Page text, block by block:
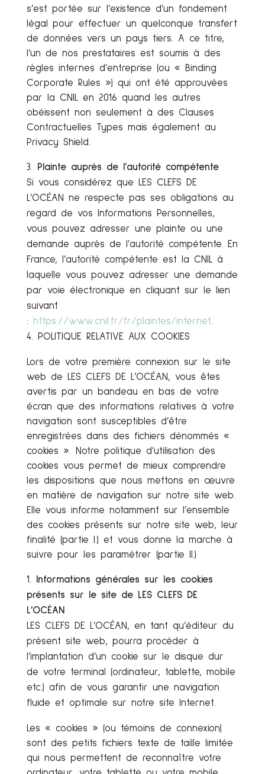
s’est portée sur l’existence d’un fondement
légal pour effectuer un quelconque transfert
de données vers un pays tiers. A ce titre,
l’un de nos prestataires est soumis à des
règles internes d’entreprise (ou « Binding
Corporate Rules ») qui ont été approuvées
par la CNIL en 2016 quand les autres
obéissent non seulement à des Clauses
Contractuelles Types mais également au
Privacy Shield.
Plainte auprès de l’autorité compétente
Si vous considérez que LES CLEFS DE
L’OCÉAN ne respecte pas ses obligations au
regard de vos Informations Personnelles,
vous pouvez adresser une plainte ou une
demande auprès de l’autorité compétente. En
France, l’autorité compétente est la CNIL à
laquelle vous pouvez adresser une demande
par voie électronique en cliquant sur le lien
suivant
:
https://www.cnil.fr/fr/plaintes/internet.
POLITIQUE RELATIVE AUX COOKIES
Lors de votre première connexion sur le site
web de LES CLEFS DE L’OCÉAN, vous êtes
avertis par un bandeau en bas de votre
écran que des informations relatives à votre
navigation sont susceptibles d’être
enregistrées dans des fichiers dénommés «
cookies ». Notre politique d’utilisation des
cookies vous permet de mieux comprendre
les dispositions que nous mettons en œuvre
en matière de navigation sur notre site web.
Elle vous informe notamment sur l’ensemble
des cookies présents sur notre site web, leur
finalité (partie I.) et vous donne la marche à
suivre pour les paramétrer (partie II.)
Informations générales sur les cookies
présents sur le site de LES CLEFS DE
L’OCÉAN
LES CLEFS DE L’OCÉAN, en tant qu’éditeur du
présent site web, pourra procéder à
l’implantation d’un cookie sur le disque dur
de votre terminal (ordinateur, tablette, mobile
etc.) afin de vous garantir une navigation
fluide et optimale sur notre site Internet.
Les « cookies » (ou témoins de connexion)
sont des petits fichiers texte de taille limitée
qui nous permettent de reconnaître votre